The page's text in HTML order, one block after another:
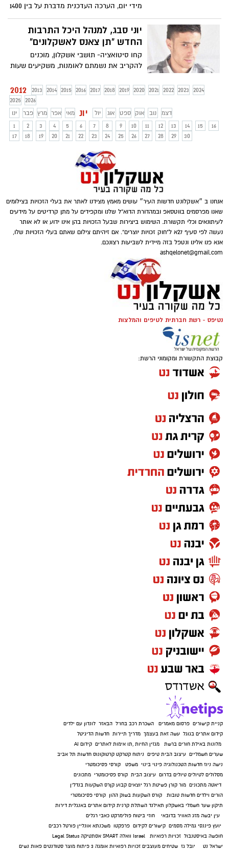
מידי יום, הערכה העדכנית מדברת על בין 1400
- 2000 מסתננים לא
יוני סבג, למנהל היכל התרבות
החדש "תן צאנס לאשקלונים"
קחו סיטואציה- תושבי אשקלון, מוכנים
להקריב את נשמתם לאומנות, משקיעים שעות
2012 2013 2014 2015 2016 2017 2018 2019 2020 2021 2022 2023
2024
2025
2026
ינו
פבר מרץ אפר מאי יונ יול אוג ספט אוק נוב
דצמ
1
2 3 4 5 6 7 8 9 10 11 12 13 14 15
16
17
18 19 20 21 22 23 24 25 26 27 28 29 30
אנחנו ב ״אשקלונט חדשות העיר״ עושים מאמץ מצידנו לאתר את בעלי הזכויות בצילומים
שאנו מפרסמים בווטסאפ ובמהדורת הדוא"ל שלנו ומקפידים על מתן קרדיטים על מידעים
לעיתונאים וכלי תקשורת. השימוש ביצירות שבעל הזכויות בהן אינו ידוע או לא אותר
נעשה לפי סעיף 27א ל"חוק זכויות יוצרים". אם זיהיתם צילום שאתם בעלי הזכויות שלו,
אנא פנו אלינו ונטפל בזה מיידית לשביעות רצונכם.
ashqelonet@gmail.com
נטיפס - רשת חברתית לטיפים והמלצות
קבוצת התקשורת ומקומוני הרשת:
קניית קישורים פרסום מאמרים השכרת רכב בחו"ל הבאזר לונדון עם ילדים
קידום אתרים בגוגל עשה זאת בעצמך מדריך תיירות חדשות הדיגיטל
מלונות באילת חורים ברשת מגזין החיות ,תו אימות לאתרים קידום AI
שערים חשמליים עיצוב הבית טיפים ניתוח קטרקט קרטוקונוס חדשות תל אביב
נישה ניוז חדשות הטכנולוגיה פינוי בינוי משפט
קורסי פסיכומטרי
מסלולים לטיולים טיולים בדרום עיצוב הבית קורס פסיכומטרי מתכונים
דיאטה מתכונים מור קורן פשיטת רגל יוצאים קבוע קןרס השקעות בנדל"ן
הורים וילדים חדשות טובות קורס השקעות בשוק ההון קורסי פסיכומטרי
תיקון שער חשמלי באשקלון תאילנד השתלת קרנית קידום אתרים באנגלית דירות
עין יבשה מזג האוויר בדובאי חוזי ביטוח פולימרקט כאבי רגלים
יועץ פיננסי גמילה מסמים קישורים לקידום פרפקטו משכנתא אונליין פורטל רכבים
חופשה באיסטנבול זכויות רפואיות Israel וואלה SMART אסתטיקה Legal Status
ישראל נט
יובל גז שטיחים מעוצבים זכויות רפואיות אומגה 3 פיתוח מוצר סטודנטים פאות נשים